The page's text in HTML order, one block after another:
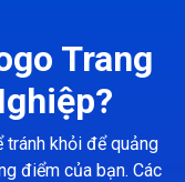
Trang
khỏi để quảng
điểm của bạn. Các